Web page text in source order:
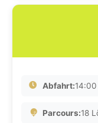
Abfahrt:14:00
Parcours:18